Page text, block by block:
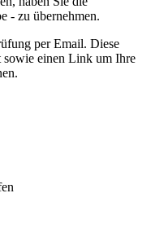
- zu übernehmen.
per Email. Diese
sowie einen Link um Ihre